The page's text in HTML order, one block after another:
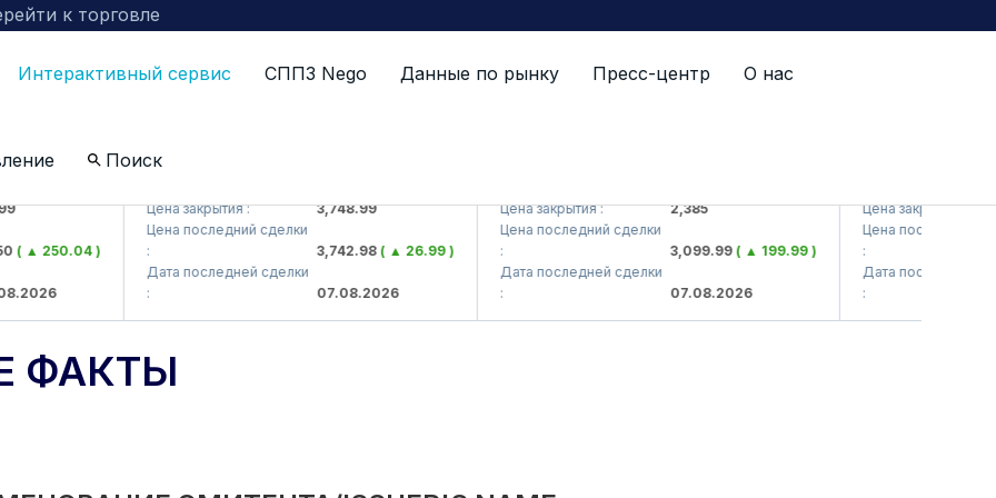
к торговле
Интерактивный сервис СППЗ Nego Данные по рынку Пресс-центр О нас
Поиск
250.04 )
Цена закрытия :
3,748.99
Цена последний сделки
3,742.98( ▲ 26.99 )
Дата последней сделки
07.08.2026
Цена закрытия :
2,385
Цена последний сделки
3,099.99( ▲ 199.99 )
Дата последней сделки
07.08.2026
Цена закрытия :
Цена последний
Дата последней
ФАКТЫ